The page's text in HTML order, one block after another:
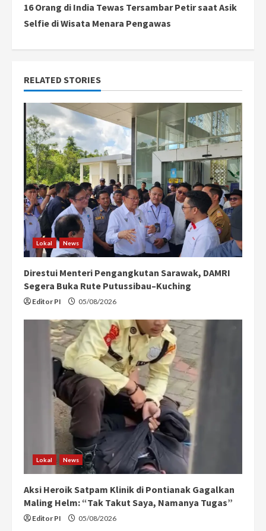
t
u
e
R
e
a
d
i
n
g
16 Orang di India Tewas Tersambar Petir saat Asik
Selfie di Wisata Menara Pengawas
RELATED STORIES
Lokal News
Direstui Menteri Pengangkutan Sarawak, DAMRI
Segera Buka Rute Putussibau–Kuching
Editor PI 05/08/2026
Lokal News
Aksi Heroik Satpam Klinik di Pontianak Gagalkan
Maling Helm: “Tak Takut Saya, Namanya Tugas”
Editor PI 05/08/2026